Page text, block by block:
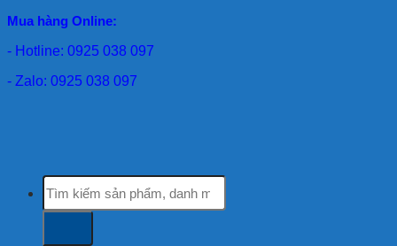
Mua hàng Online:
- Hotline: 0925 038 097
- Zalo: 0925 038 097
Tìm
kiếm: